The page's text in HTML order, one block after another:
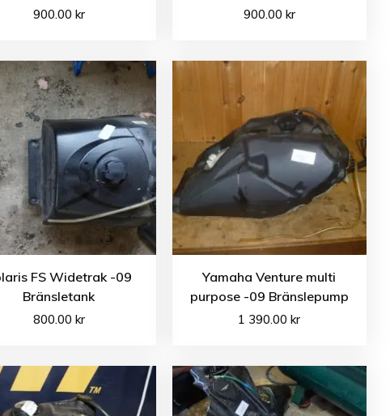
900.00 kr 900.00 kr
FS Widetrak -09
Bränsletank
800.00 kr
Yamaha Venture multi
purpose -09 Bränslepump
1 390.00kr